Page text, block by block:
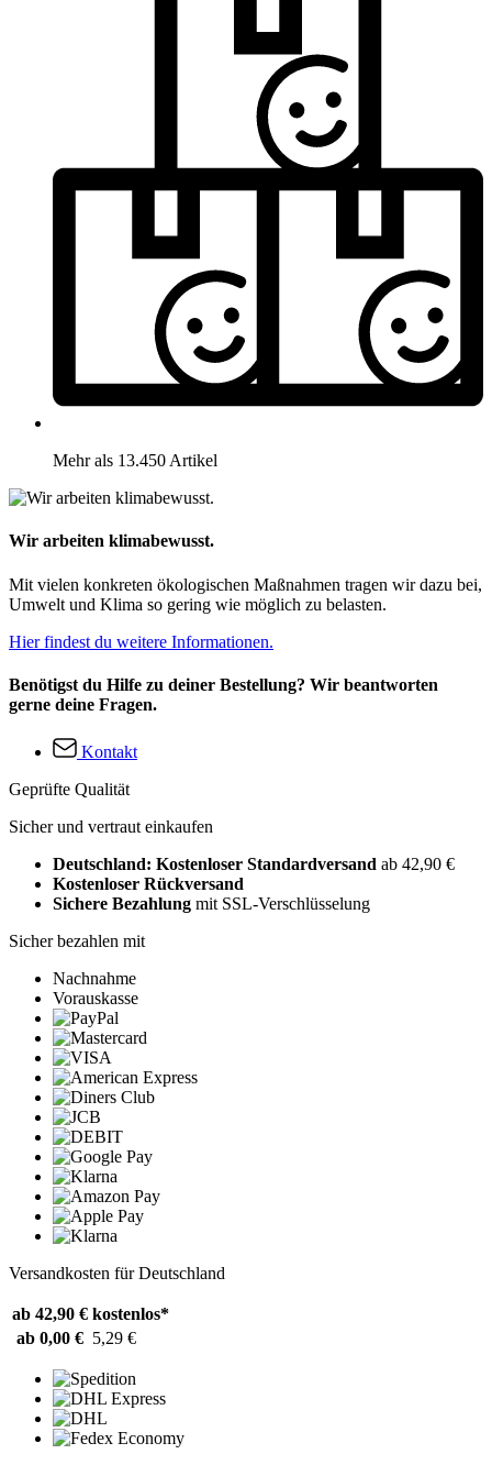
Mehr als 13.450 Artikel
Wir arbeiten klimabewusst.
Mit vielen konkreten ökologischen Maßnahmen tragen wir dazu bei,
Umwelt und Klima so gering wie möglich zu belasten.
Hier findest du weitere Informationen.
Benötigst du Hilfe zu deiner Bestellung? Wir beantworten
gerne deine Fragen.
Kontakt
Geprüfte Qualität
Sicher und vertraut einkaufen
Deutschland: Kostenloser Standardversand ab 42,90 €
Kostenloser Rückversand
Sichere Bezahlung mit SSL-Verschlüsselung
Sicher bezahlen mit
Nachnahme
Vorauskasse
Versandkosten für Deutschland
ab 42,90 € kostenlos*
ab 0,00 € 5,29 €